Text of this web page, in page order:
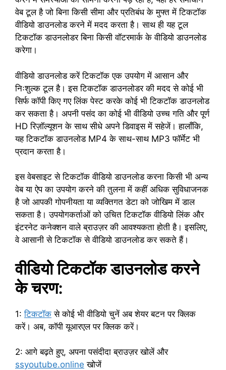
वेब टूल है जो बिना किसी सीमा और प्रतिबंध के मुफ्त में टिकटॉक
वीडियो डाउनलोड करने में मदद करता है। साथ ही यह टूल
टिकटॉक डाउनलोडर बिना किसी वॉटरमार्क के वीडियो डाउनलोड
करेगा।
वीडियो डाउनलोड करें टिकटॉक एक उपयोग में आसान और
निःशुल्क टूल है। इस टिकटॉक डाउनलोडर की मदद से कोई भी
सिर्फ कॉपी किए गए लिंक पेस्ट करके कोई भी टिकटॉक डाउनलोड
कर सकता है। अपनी पसंद का कोई भी वीडियो उच्च गति और पूर्ण
HD रिज़ॉल्यूशन के साथ सीधे अपने डिवाइस में सहेजें। हालाँकि,
यह टिकटॉक डाउनलोड MP4 के साथ-साथ MP3 फॉर्मेट भी
प्रदान करता है।
इस वेबसाइट से टिकटॉक वीडियो डाउनलोड करना किसी भी अन्य
वेब या ऐप का उपयोग करने की तुलना में कहीं अधिक सुविधाजनक
है जो आपकी गोपनीयता या व्यक्तिगत डेटा को जोखिम में डाल
सकता है। उपयोगकर्ताओं को उचित टिकटॉक वीडियो लिंक और
इंटरनेट कनेक्शन वाले ब्राउज़र की आवश्यकता होती है। इसलिए,
वे आसानी से टिकटॉक से वीडियो डाउनलोड कर सकते हैं।
वीडियो टिकटॉक डाउनलोड करने
के चरण:
1:टिकटॉक से कोई भी वीडियो चुनें अब शेयर बटन पर क्लिक
करें। अब, कॉपी यूआरएल पर क्लिक करें।
2: आगे बढ़ते हुए, अपना पसंदीदा ब्राउज़र खोलें और
ssyoutube.online खोजें